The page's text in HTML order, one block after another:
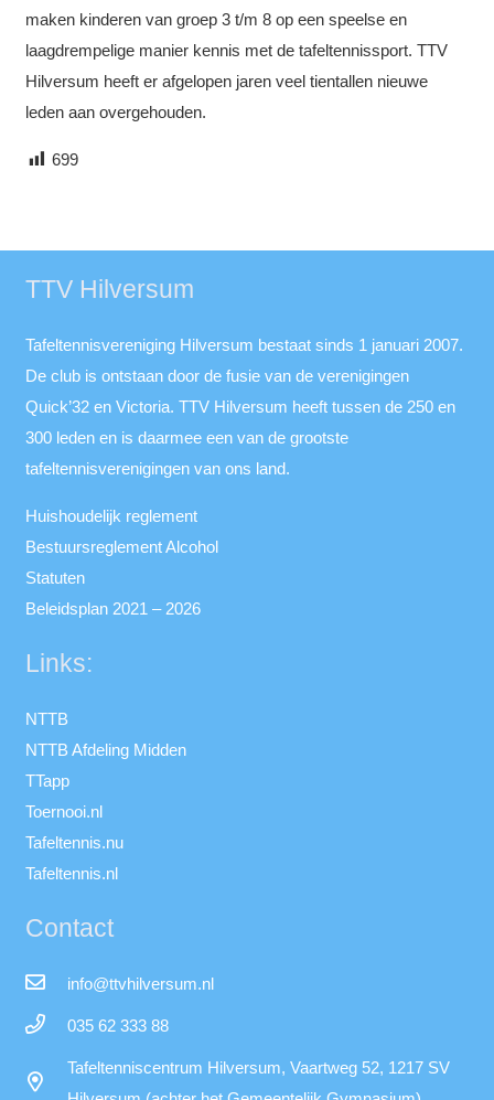
maken kinderen van groep 3 t/m 8 op een speelse en
laagdrempelige manier kennis met de tafeltennissport. TTV
Hilversum heeft er afgelopen jaren veel tientallen nieuwe
leden aan overgehouden.
699
TTV Hilversum
Tafeltennisvereniging Hilversum bestaat sinds 1 januari 2007.
De club is ontstaan door de fusie van de verenigingen
Quick’32 en Victoria. TTV Hilversum heeft tussen de 250 en
300 leden en is daarmee een van de grootste
tafeltennisverenigingen van ons land.
Huishoudelijk reglement
Bestuursreglement Alcohol
Statuten
Beleidsplan 2021 – 2026
Links:
NTTB
NTTB Afdeling Midden
TTapp
Toernooi.nl
Tafeltennis.nu
Tafeltennis.nl
Contact
info@ttvhilversum.nl
035 62 333 88
Tafeltenniscentrum Hilversum, Vaartweg 52, 1217 SV